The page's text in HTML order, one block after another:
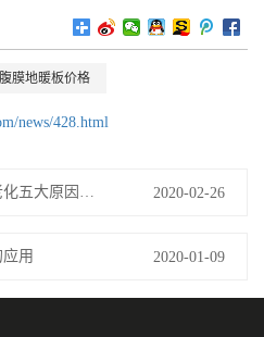
腹膜地暖板价格
news/428.html
建筑外墙保温板老化五大原因分析 2020-02-26
用 2020-01-09